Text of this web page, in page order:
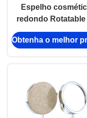
Espelho
redondo Rotatable
tabela 360 graus
ângulo ajustável
Obtenha o melhor